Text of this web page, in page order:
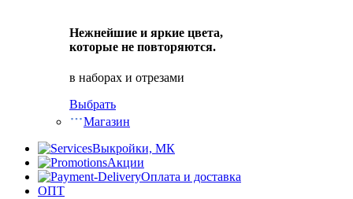
Нежнейшие и яркие цвета,
которые не повторяются.
в наборах и отрезами
Выбрать
Магазин
Выкройки, МК
Акции
Оплата и доставка
ОПТ